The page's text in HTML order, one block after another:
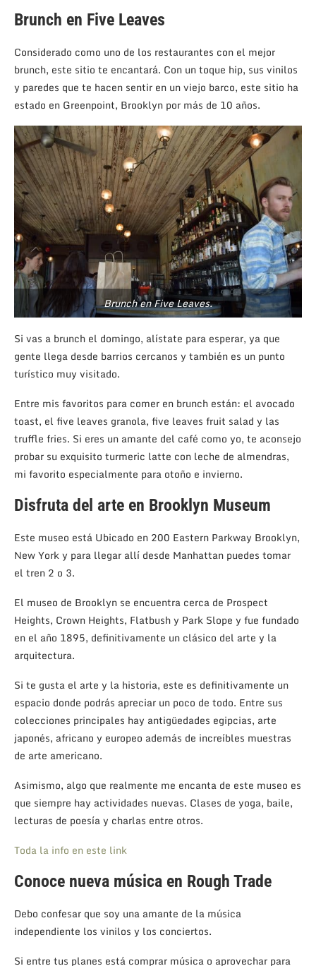
Brunch en Five Leaves
Considerado como uno de los restaurantes con el mejor
brunch, este sitio te encantará. Con un toque hip, sus vinilos
y paredes que te hacen sentir en un viejo barco, este sitio ha
estado en Greenpoint, Brooklyn por más de 10 años.
Brunch en Five Leaves.
Si vas a brunch el domingo, alístate para esperar, ya que
gente llega desde barrios cercanos y también es un punto
turístico muy visitado.
Entre mis favoritos para comer en brunch están: el avocado
toast, el five leaves granola, five leaves fruit salad y las
truffle fries. Si eres un amante del café como yo, te aconsejo
probar su exquisito turmeric latte con leche de almendras,
mi favorito especialmente para otoño e invierno.
Disfruta del arte en Brooklyn Museum
Este museo está Ubicado en 200 Eastern Parkway Brooklyn,
New York y para llegar allí desde Manhattan puedes tomar
el tren 2 o 3.
El museo de Brooklyn se encuentra cerca de Prospect
Heights, Crown Heights, Flatbush y Park Slope y fue fundado
en el año 1895, definitivamente un clásico del arte y la
arquitectura.
Si te gusta el arte y la historia, este es definitivamente un
espacio donde podrás apreciar un poco de todo. Entre sus
colecciones principales hay antigüedades egipcias, arte
japonés, africano y europeo además de increíbles muestras
de arte americano.
Asimismo, algo que realmente me encanta de este museo es
que siempre hay actividades nuevas. Clases de yoga, baile,
lecturas de poesía y charlas entre otros.
Toda la info en este link
Conoce nueva música en Rough Trade
Debo confesar que soy una amante de la música
independiente los vinilos y los conciertos.
Si entre tus planes está comprar música o aprovechar para